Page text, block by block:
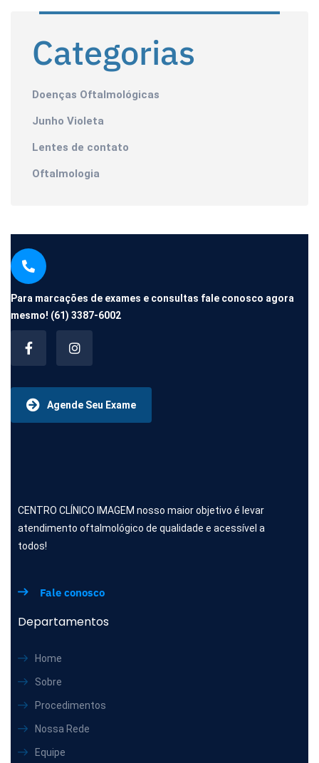
Categorias
Doenças Oftalmológicas
Junho Violeta
Lentes de contato
Oftalmologia
Para marcações de exames e consultas fale conosco agora
mesmo! (61) 3387-6002
Agende Seu Exame
CENTRO CLÍNICO IMAGEM nosso maior objetivo é levar
atendimento oftalmológico de qualidade e acessível a
todos!
Fale conosco
Departamentos
Home
Sobre
Procedimentos
Nossa Rede
Equipe